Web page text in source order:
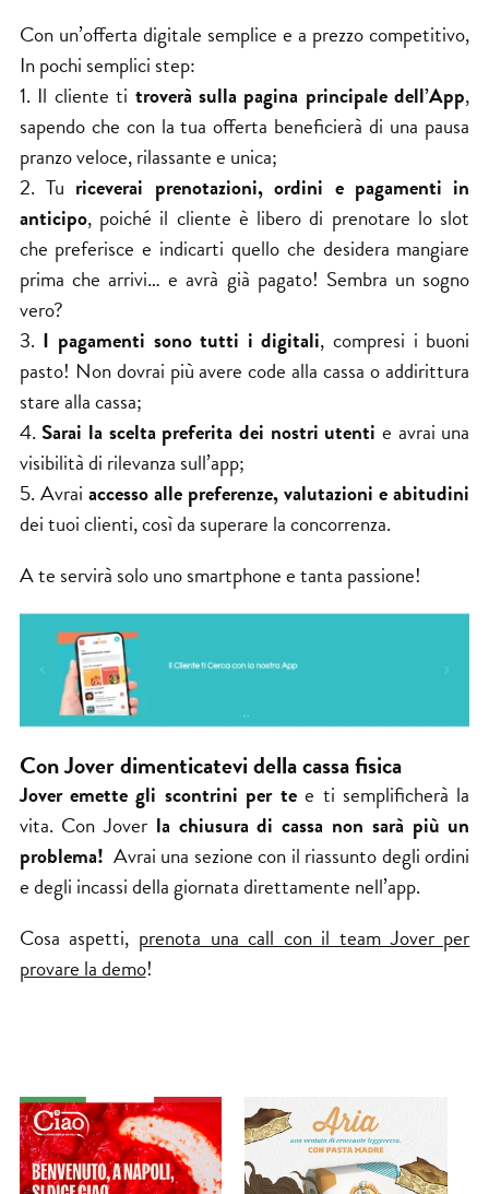
Con un’offerta digitale semplice e a prezzo competitivo,
In pochi semplici step:
1. Il cliente ti troverà sulla pagina principale dell’App,
sapendo che con la tua offerta beneficierà di una pausa
pranzo veloce, rilassante e unica;
2. Tu riceverai prenotazioni, ordini e pagamenti in
anticipo, poiché il cliente è libero di prenotare lo slot
che preferisce e indicarti quello che desidera mangiare
prima che arrivi… e avrà già pagato! Sembra un sogno
vero?
3. I pagamenti sono tutti i digitali, compresi i buoni
pasto! Non dovrai più avere code alla cassa o addirittura
stare alla cassa;
4. Sarai la scelta preferita dei nostri utenti e avrai una
visibilità di rilevanza sull’app;
5. Avrai accesso alle preferenze, valutazioni e abitudini
dei tuoi clienti, così da superare la concorrenza.
A te servirà solo uno smartphone e tanta passione!
Con Jover dimenticatevi della cassa fisica
Jover emette gli scontrini per tee ti semplificherà la
vita. Con Jover la chiusura di cassa non sarà più un
problema! Avrai una sezione con il riassunto degli ordini
e degli incassi della giornata direttamente nell’app.
Cosa aspetti, prenota una call con il team Jover per
provare la demo!